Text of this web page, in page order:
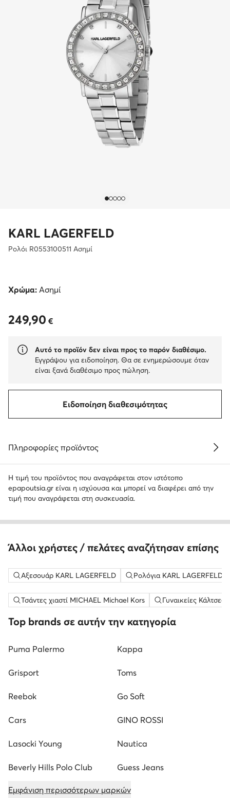
KARL LAGERFELD
Ρολόι R0553100511 Ασημί
Χρώμα: Ασημί
249,90 €
249,90 €
Αυτό το προϊόν δεν είναι προς το παρόν διαθέσιμο.
Εγγράψου για ειδοποίηση. Θα σε ενημερώσουμε όταν
είναι ξανά διαθέσιμο προς πώληση.
Ειδοποίηση διαθεσιμότητας
Πληροφορίες προϊόντος
Η τιμή του προϊόντος που αναγράφεται στον ιστότοπο
epapoutsia.gr είναι η ισχύουσα και μπορεί να διαφέρει από την
τιμή που αναγράφεται στη συσκευασία.
Άλλοι χρήστες / πελάτες αναζήτησαν επίσης
Αξεσουάρ KARL LAGERFELD Ρολόγια KARL LAGERFELD
Τσάντες χιαστί MICHAEL Michael Kors Γυναικείες Κάλτσες
Top brands σε αυτήν την κατηγορία
Puma Palermo Kappa
Grisport Toms
Reebok Go Soft
Cars GINO ROSSI
Lasocki Young Nautica
Beverly Hills Polo Club Guess Jeans
Εμφάνιση περισσότερων μαρκών